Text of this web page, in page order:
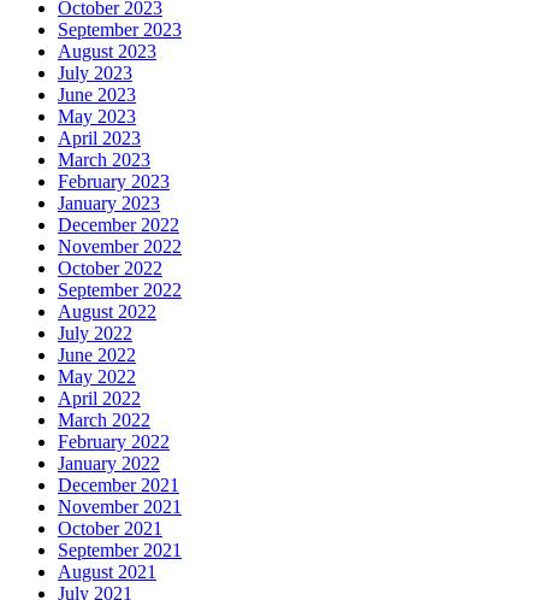
October 2023
September 2023
August 2023
July 2023
June 2023
May 2023
April 2023
March 2023
February 2023
January 2023
December 2022
November 2022
October 2022
September 2022
August 2022
July 2022
June 2022
May 2022
April 2022
March 2022
February 2022
January 2022
December 2021
November 2021
October 2021
September 2021
August 2021
July 2021